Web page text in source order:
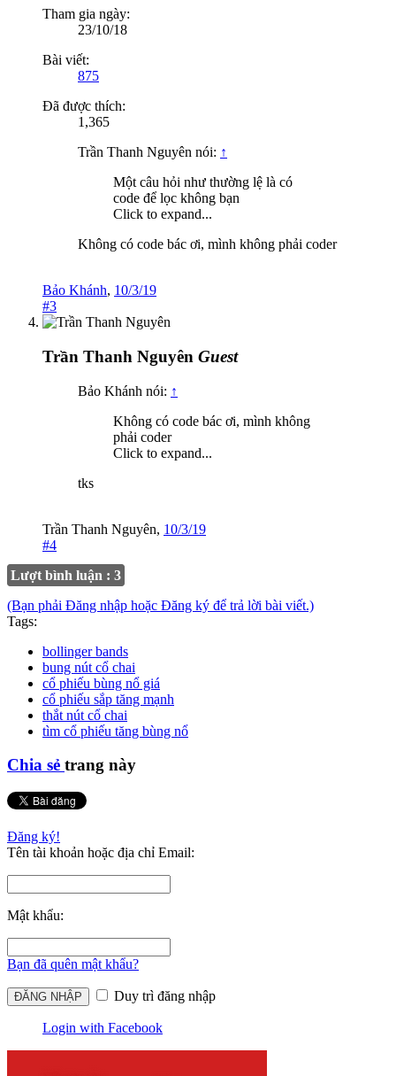
Tham gia ngày:
23/10/18
Bài viết:
875
Đã được thích:
1,365
Trần Thanh Nguyên nói: ↑
Một câu hỏi như thường lệ là có
code để lọc không bạn
Click to expand...
Không có code bác ơi, mình không phải coder
Bảo Khánh, 10/3/19
#3
Trần Thanh Nguyên Guest
Bảo Khánh nói: ↑
Không có code bác ơi, mình không
phải coder
Click to expand...
tks
Trần Thanh Nguyên, 10/3/19
#4
Lượt bình luận : 3
(Bạn phải Đăng nhập hoặc Đăng ký để trả lời bài viết.)
Tags:
bollinger bands
bung nút cổ chai
cổ phiếu bùng nổ giá
cổ phiếu sắp tăng mạnh
thắt nút cổ chai
tìm cổ phiếu tăng bùng nổ
Chia sẻ trang này
Đăng ký!
Tên tài khoản hoặc địa chỉ Email:
Mật khẩu:
Bạn đã quên mật khẩu?
Duy trì đăng nhập
Login with Facebook